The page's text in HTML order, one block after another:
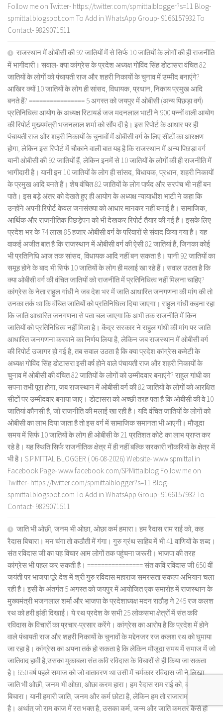
Follow me on Twitter- https://twitter.com/spmittalblogger?s=11 Blog-
spmittal.blogspot.com To Add in WhatsApp Group- 9166157932 To
Contact- 9829071511
राजस्थान में ओबीसी की 92 जातियों में से सिर्फ 10 जातियों के लोगों की ही राजनीति
में भागीदारी। सवाल- क्या कांग्रेस के प्रदेश अध्यक्ष गोविंद सिंह डोटासरा वंचित 82
जातियों के लोगों को पंचायती राज और शहरी निकायों के चुनाव में उम्मीद बनाएंगे?
आखिर क्यों 10 जातियों के लोग ही सांसद, विधायक, प्रधान, निकाय प्रमुख आदि
बनते हैं? ================ 5 अगस्त को जयपुर में ओबीसी (अन्य पिछड़ा वर्ग)
प्रतिनिधित्व आयोग के अध्यक्ष रिटायर्ड जज मदनलाल भाटी ने 900 पन्नों वाली आयोग
की रिपोर्ट मुख्यमंत्री भजनलाल शर्मा को सौंप दी है। इस रिपोर्ट के आधार पर ही
पंचायती राज और शहरी निकायों के चुनावों में ओबीसी वर्ग के लिए सीटों का आरक्षण
होगा, लेकिन इस रिपोर्ट में चौकाने वाली बात यह है कि राजस्थान में अन्य पिछड़ा वर्ग
यानी ओबीसी की 92 जातियों हैं, लेकिन इनमें से 10 जातियों के लोगों की ही राजनीति में
भागीदारी है। यानी इन 10 जातियों के लोग ही सांसद, विधायक, प्रधान, शहरी निकायों
के प्रमुख आदि बनते हैं। शेष वंचित 82 जातियों के लोग पार्षद और सरपंच भी नहीं बन
पाते। इस बड़े अंतर को देखते हुए ही आयोग के अध्यक्ष न्यायाधीश भाटी ने कहा कि
उन्होंने अपनी रिपोर्ट केवल जनसंख्या को आधार मानकर नहीं बनाई है। सामाजिक,
आर्थिक और राजनीतिक पिछड़ेपन को भी देखकर रिपोर्ट तैयार की गई है। इसके लिए
प्रदेश भर के 74 लाख 85 हजार ओबीसी वर्ग के परिवारों से संवाद किया गया है। यह
वाकई अजीत बात है कि राजस्थान में ओबीसी वर्ग की ऐसी 82 जातियां हैं, जिनका कोई
भी प्रतिनिधि आज तक सांसद, विधायक आदि नहीं बन सकता है। यानी 92 जातियों का
समूह होने के बाद भी सिर्फ 10 जातियों के लोग ही मलाई खा रहे हैं। सवाल उठता है कि
क्या ओबीसी वर्ग की वंचित जातियों को राजनीति में प्रतिनिधित्व नहीं मिलना चाहिए?
कांग्रेस के नेता राहुल गांधी ने जब देश भर में जाति आधारित जनगणना की मांग की तो
उनका तर्क था कि वंचित जातियों को प्रतिनिधित्व दिया जाएगा। राहुल गांधी कहना रहा
कि जाति आधारित जनगणना से पता चल जाएगा कि अभी तक राजनीति में किन
जातियों को प्रतिनिधित्व नहीं मिला है। केंद्र सरकार ने राहुल गांधी की मांग पर जाति
आधारित जनगणना करवाने का निर्णय लिया है, लेकिन जब राजस्थान में ओबीसी वर्ग
की रिपोर्ट उजागर हो गई है, तब सवाल उठता है कि क्या प्रदेश कांग्रेस कमेटी के
अध्यक्ष गोविंद सिंह डोटासरा इसी वर्ष होने वाले पंचायती राज और शहरी निकायों के
चुनाव में ओबीसी की वंचित 82 जातियों के लोगों को उम्मीदवार बनाएंगे? राहुल गांधी का
सपना तभी पूरा होगा, जब राजस्थान में ओबीसी वर्ग की 82 जातियों के लोगों को आरक्षित
सीटों पर उम्मीदवार बनाया जाए। डोटासरा को अच्छी तरह पता है कि ओबीसी की वे 10
जातियां कौनसी है, जो राजनीति की मलाई खा रही है। यदि वंचित जातियों के लोगों को
ओबीसी का लाभ दिया जाता है तो इस वर्ग में सामाजिक समानता भी आएगी। मौजूदा
समय में सिर्फ 10 जातियों के लोग ही ओबीसी के 21 प्रतिशत कोटे का लाभ प्राप्त कर
रहे है। यह स्थिति सिर्फ राजनीतिक क्षेत्र में ही नहीं बल्कि सरकारी नौकरियों के क्षेत्र में
भी है। S.P.MITTAL BLOGGER ( 06-08-2026) Website- www.spmittal.in
Facebook Page- www.facebook.com/SPMittalblog Follow me on
Twitter- https://twitter.com/spmittalblogger?s=11 Blog-
spmittal.blogspot.com To Add in WhatsApp Group- 9166157932 To
Contact- 9829071511
जाति भी ओछी, जनम भी ओछा, ओछा कर्म हमारा। हम रैदास राम राई को, कह
रैदास बिचारा। मन चंगा तो कठौती में गंगा। गुरु ग्रंथ साहिब में भी 41 वाणियों के शब्द।
संत रविदास जी का यह विचार आम लोगों तक पहुंचना जरूरी। भाजपा की तरह
कांग्रेस भी पहल कर सकती है। ================ संत कवि रविदास जी 650 वीं
जयंती पर भाजपा पूरे देश में श्री गुरु रविदास महाराज समरसता संकल्प अभियान चला
रही है। इसी के अंतर्गत 5 अगस्त को जयपुर में आयोजित एक समारोह में राजस्थान के
मुख्यमंत्री भजनलाल शर्मा और भाजपा के प्रदेशाध्यक्ष मदन राठौड़ ने 245 रज कलश
रथ को हरी झंडी दिखाई। ये रथ प्रदेश के सभी 25 लोकसभा क्षेत्रों में संत कवि
रविदास के विचारों का प्रचार-प्रसार करेंगे। कांग्रेस का आरोप है कि प्रदेश में होने
वाले पंचायती राज और शहरी निकायों के चुनावों के मद्देनजर रज कलश रथ को घुमाया
जा रहा है। कांग्रेस का अपना तर्क हो सकता है कि लेकिन मौजूदा समय में समाज में जो
जातिवाद हावी है,उसका मुकाबला संत कवि रविदास के विचारों से ही किया जा सकता
है। 650 वर्ष पहले समाज को जो वातावरण था उसी में चर्मकार रविदास जी ने लिखा,
जाति भी ओछी, जनम भी ओछा, ओछा करम हारा। हम रैदास राम राई को, कह रैदास
बिचारा। यानी हमारी जाति, जनम और कर्म छोटा है, लेकिन हम तो राजाराम के अनुचर
है। अर्थात् जो राम काज में रत भक्त है, उसका कर्म, जन्म और जाति कमतर कैसे हो